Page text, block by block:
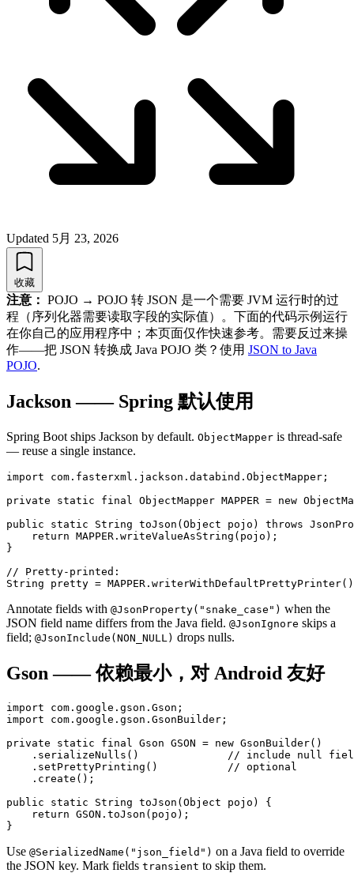
Updated 5月 23, 2026
收藏
注意： POJO → POJO 转 JSON 是一个需要 JVM 运行时的过
程（序列化器需要读取字段的实际值）。下面的代码示例运行
在你自己的应用程序中；本页面仅作快速参考。需要反过来操
作——把 JSON 转换成 Java POJO 类？使用 JSON to Java
POJO.
Jackson —— Spring 默认使用
Spring Boot ships Jackson by default. ObjectMapper is thread-safe
— reuse a single instance.
import com.fasterxml.jackson.databind.ObjectMapper;
private static final ObjectMapper MAPPER = new
public static String toJson(Object pojo) throws
    return MAPPER.writeValueAsString(pojo);
}
// Pretty-printed:
String pretty =
Annotate fields with @JsonProperty("snake_case") when the
JSON field name differs from the Java field. @JsonIgnore skips a
field; @JsonInclude(NON_NULL) drops nulls.
Gson —— 依赖最小，对 Android 友好
import com.google.gson.Gson;
import com.google.gson.GsonBuilder;
private static final Gson GSON = new GsonBuilder()
.serializeNulls()              // include null
    .setPrettyPrinting()           // optional
    .create();
public static String toJson(Object pojo) {
    return GSON.toJson(pojo);
}
Use @SerializedName("json_field") on a Java field to override
the JSON key. Mark fields transient to skip them.